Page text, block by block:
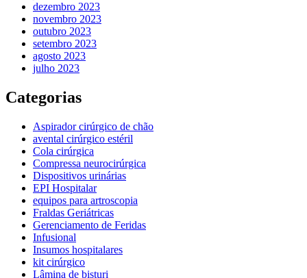
dezembro 2023
novembro 2023
outubro 2023
setembro 2023
agosto 2023
julho 2023
Categorias
Aspirador cirúrgico de chão
avental cirúrgico estéril
Cola cirúrgica
Compressa neurocirúrgica
Dispositivos urinárias
EPI Hospitalar
equipos para artroscopia
Fraldas Geriátricas
Gerenciamento de Feridas
Infusional
Insumos hospitalares
kit cirúrgico
Lâmina de bisturi